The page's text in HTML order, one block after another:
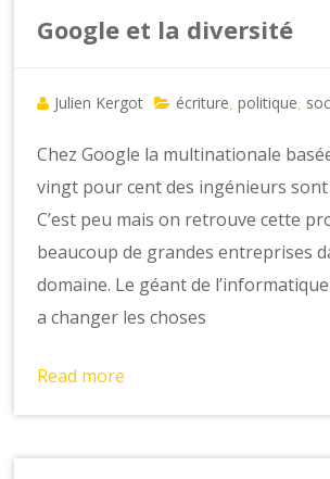
Google et la diversité
Julien Kergot écriture ,politique
Chez Google la multinationale
vingt pour cent des ingénieurs sont
C’est peu mais on retrouve cette
beaucoup de grandes entreprises
domaine. Le géant de
a changer les choses
Read more